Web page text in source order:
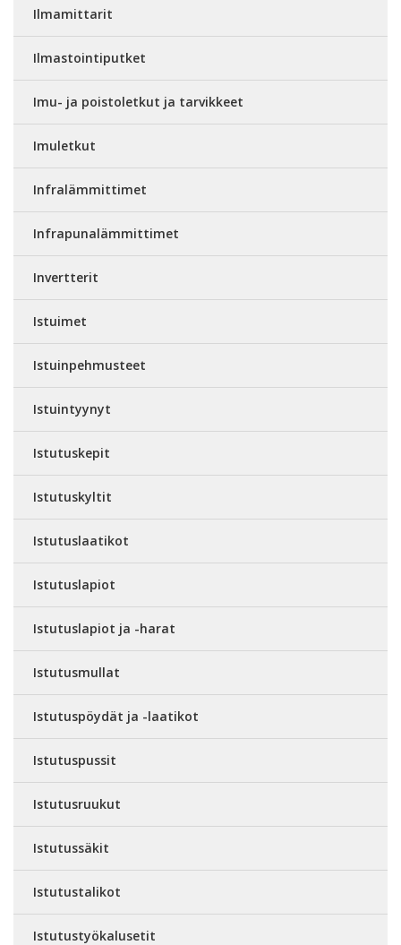
Ilmamittarit
Ilmastointiputket
Imu- ja poistoletkut ja tarvikkeet
Imuletkut
Infralämmittimet
Infrapunalämmittimet
Invertterit
Istuimet
Istuinpehmusteet
Istuintyynyt
Istutuskepit
Istutuskyltit
Istutuslaatikot
Istutuslapiot
Istutuslapiot ja -harat
Istutusmullat
Istutuspöydät ja -laatikot
Istutuspussit
Istutusruukut
Istutussäkit
Istutustalikot
Istutustyökalusetit